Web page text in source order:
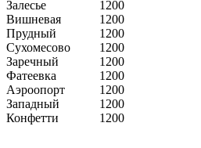
Залесье
1200
Вишневая
1200
Прудный
1200
Сухомесово
1200
Заречный
1200
Фатеевка
1200
Аэроопорт
1200
Западный
1200
Конфетти
1200